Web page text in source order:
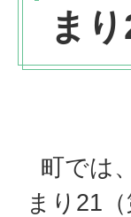
ま
町では
まり21